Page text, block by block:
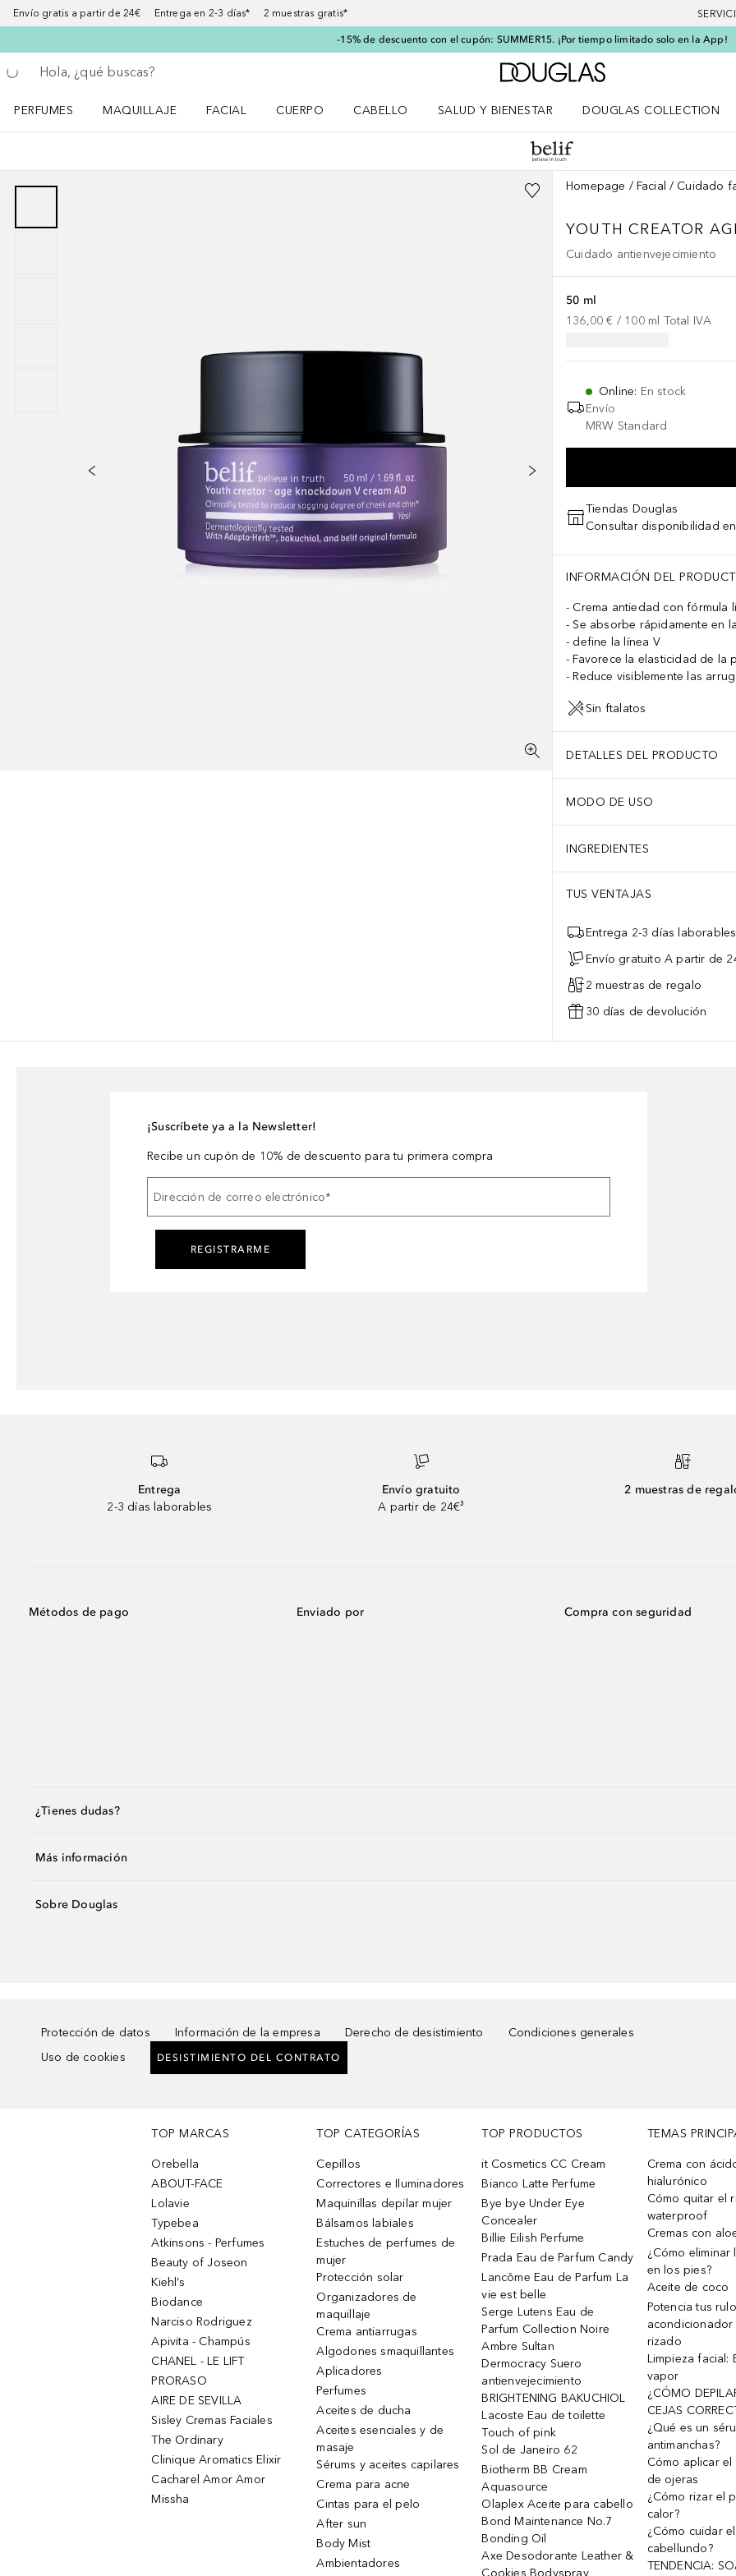
Envío gratis a partir de 24€ Entrega en 2-3 días* 2 muestras gratis*
-15% de descuento con el cupón: SUMMER15. ¡Por tiempo limitado solo en la App!
Regresar
Ejecutar búsqueda
A Douglas Home
PERFUMES
MAQUILLAJE
FACIAL
CUERPO
CABELLO
SALUD Y BIENESTAR
DOUGLAS COLLECTION
Homepage Facial Cuidado
YOUTH CREATOR
Cuidado antienvejecimiento
50 ml
136,00 € / 100 ml Total IVA
Online: En stock
Envío
MRW Standard
Tiendas Douglas
Consultar disponibilidad
INFORMACIÓN DEL
Crema antiedad con fórmula
Se absorbe rápidamente en
define la línea V
Favorece la elasticidad de la
Reduce visiblemente las
Sin ftalatos
DETALLES DEL PRODUCTO
MODO DE USO
INGREDIENTES
Adenosine Triphosphate+, Glycyrrhiza Glabra (Licorice) Root Extract+, Withania Somnifera Root Extract+,
TUS VENTAJAS
Entrega 2-3 días laborables
Envío gratuito A partir de
2 muestras de regalo
30 días de devolución
¡Suscríbete ya a la Newsletter!
Recibe un cupón de 10% de descuento para tu primera compra
Dirección de correo electrónico*
REGISTRARME
Entrega
2-3 días laborables
Envío gratuito
A partir de 24€³
2 muestras de
Métodos de pago Enviado por Compra con seguridad
¿Tienes dudas?
Más información
Sobre Douglas
Protección de datos Información de la empresa Derecho de desistimiento
Condiciones generales
Uso de cookies
DESISTIMIENTO DEL CONTRATO
TOP MARCAS
Orebella
ABOUT-FACE
Lolavie
Typebea
Atkinsons - Perfumes
Beauty of Joseon
Kiehl’s
Biodance
Narciso Rodriguez
Apivita - Champús
CHANEL - LE LIFT
PRORASO
AIRE DE SEVILLA
Sisley Cremas Faciales
The Ordinary
Clinique Aromatics Elixir
Cacharel Amor Amor
Missha
TOP CATEGORÍAS
Cepillos
Correctores e Iluminadores
Maquinillas depilar mujer
Bálsamos labiales
Estuches de perfumes de
mujer
Protección solar
Organizadores de
maquillaje
Crema antiarrugas
Algodones smaquillantes
Aplicadores
Perfumes
Aceites de ducha
Aceites esenciales y de
masaje
Sérums y aceites capilares
Crema para acne
Cintas para el pelo
After sun
Body Mist
Ambientadores
TOP PRODUCTOS
it Cosmetics CC Cream
Bianco Latte Perfume
Bye bye Under Eye
Concealer
Billie Eilish Perfume
Prada Eau de Parfum Candy
Lancôme Eau de Parfum La
vie est belle
Serge Lutens Eau de
Parfum Collection Noire
Ambre Sultan
Dermocracy Suero
antienvejecimiento
BRIGHTENING BAKUCHIOL
Lacoste Eau de toilette
Touch of pink
Sol de Janeiro 62
Biotherm BB Cream
Aquasource
Olaplex Aceite para cabello
Bond Maintenance No.7
Bonding Oil
Axe Desodorante Leather &
Cookies Bodyspray
TEMAS
Crema con
hialurónico
Cómo quitar el
waterproof
Cremas con
¿Cómo eliminar
en los pies?
Aceite de coco
Potencia tus
rizado
Limpieza facial:
vapor
¿CÓMO
CEJAS
¿Qué es un
antimanchas?
Cómo aplicar
de ojeras
¿Cómo rizar el
calor?
¿Cómo cuidar
cabellundo?
TENDENCIA: